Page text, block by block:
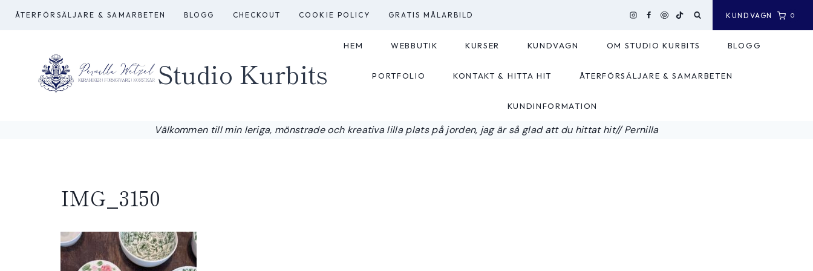
Skip
ÅTERFÖRSÄLJARE & SAMARBETEN BLOGG CHECKOUT COOKIE POLICY GRATIS MÅLARBILD KUNDVAGN 0
Studio Kurbits
HEM WEBBUTIK KURSER KUNDVAGN OM STUDIO KURBITS BLOGG
PORTFOLIO KONTAKT & HITTA HIT ÅTERFÖRSÄLJARE & SAMARBETEN
KUNDINFORMATION
Välkommen till min leriga, mönstrade och kreativa lilla plats på jorden, jag är så glad att du hittat hit// Pernilla
IMG_3150